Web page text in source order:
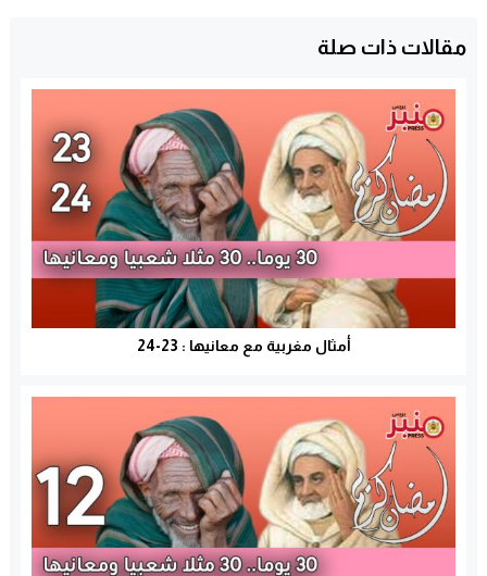
مقالات ذات صلة
أمثال مغربية مع معانيها : 23-24